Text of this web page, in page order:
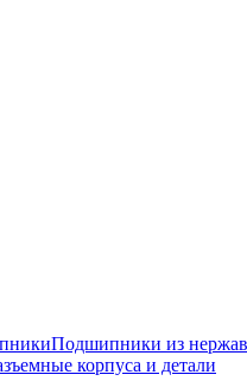
Подшипники из
корпуса и детали